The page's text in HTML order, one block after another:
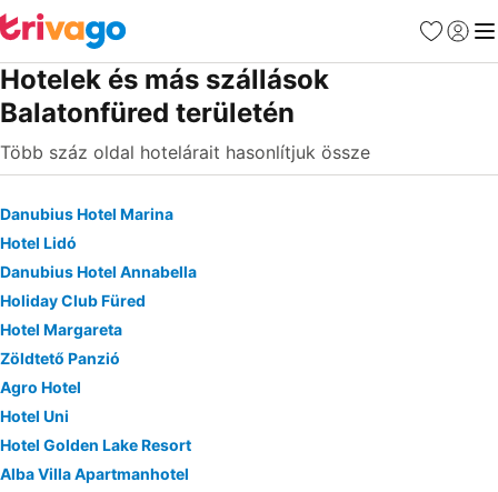
Kedvencek
Hotelek és más szállások
Balatonfüred területén
Több száz oldal hotelárait hasonlítjuk össze
Danubius Hotel Marina
Hotel Lidó
Danubius Hotel Annabella
Holiday Club Füred
Hotel Margareta
Zöldtető Panzió
Agro Hotel
Hotel Uni
Hotel Golden Lake Resort
Alba Villa Apartmanhotel